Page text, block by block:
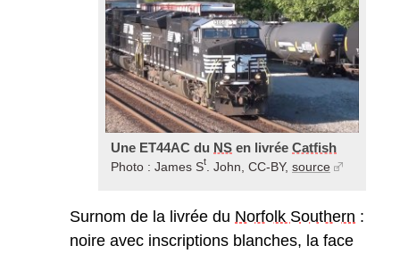
Une ET44AC du NS en livrée Catfish
Photo : James St . John, CC-BY, source
Surnom de la livrée du Norfolk Southern :
noire avec inscriptions blanches, la face